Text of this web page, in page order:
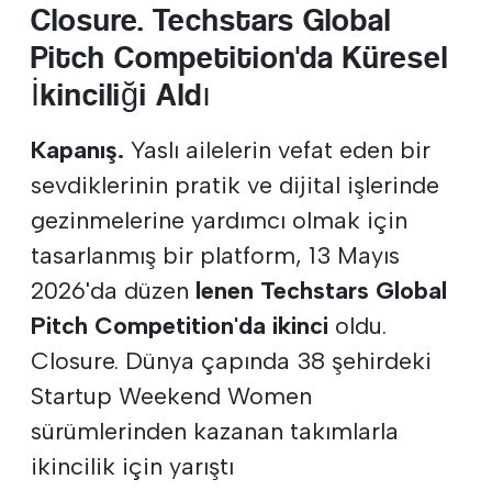
Closure. Techstars Global
Pitch Competition'da Küresel
İkinciliği Aldı
Kapanış. Yaslı ailelerin vefat eden bir
sevdiklerinin pratik ve dijital işlerinde
gezinmelerine yardımcı olmak için
tasarlanmış bir platform, 13 Mayıs
2026'da düzen lenen Techstars Global
Pitch Competition'da ikinci oldu.
Closure. Dünya çapında 38 şehirdeki
Startup Weekend Women
sürümlerinden kazanan takımlarla
ikincilik için yarıştı